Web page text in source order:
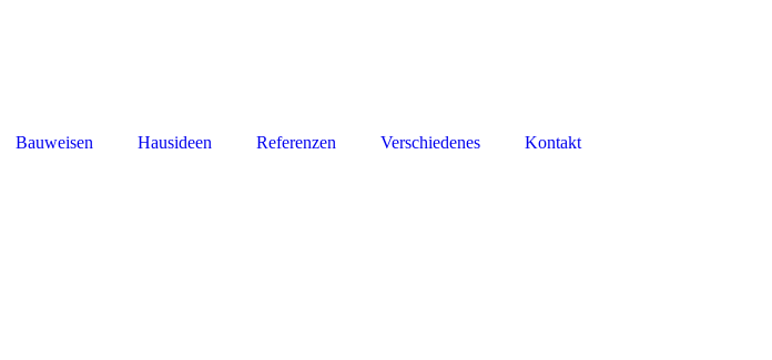
Bauweisen Hausideen Referenzen Verschiedenes Kontakt